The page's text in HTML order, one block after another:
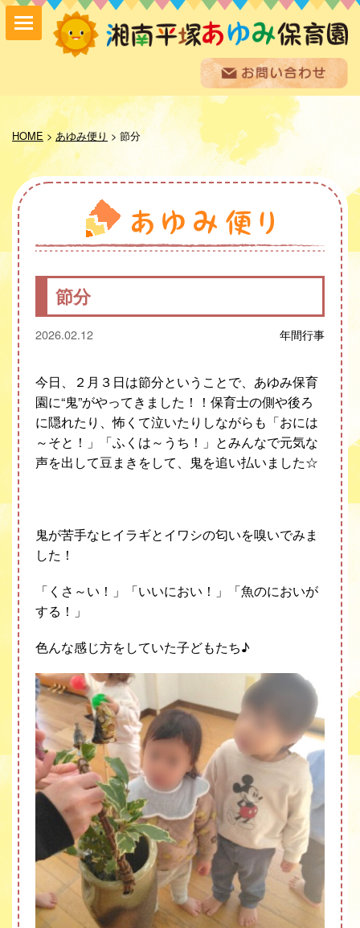
HOME> あゆみ便り > 節分
節分
2026.02.12 年間行事
今日、２月３日は節分ということで、あゆみ保育
園に“鬼”がやってきました！！保育士の側や後ろ
に隠れたり、怖くて泣いたりしながらも「おには
～そと！」「ふくは～うち！」とみんなで元気な
声を出して豆まきをして、鬼を追い払いました☆
鬼が苦手なヒイラギとイワシの匂いを嗅いでみま
した！
「くさ～い！」「いいにおい！」「魚のにおいが
する！」
色んな感じ方をしていた子どもたち♪
保育方針
園の紹介
保育内容
入園案内
採用情報
お問い合わせ
あゆみ便り
給食室だより
あゆみギャラリー
プライバシーポリシー
サイトマップ